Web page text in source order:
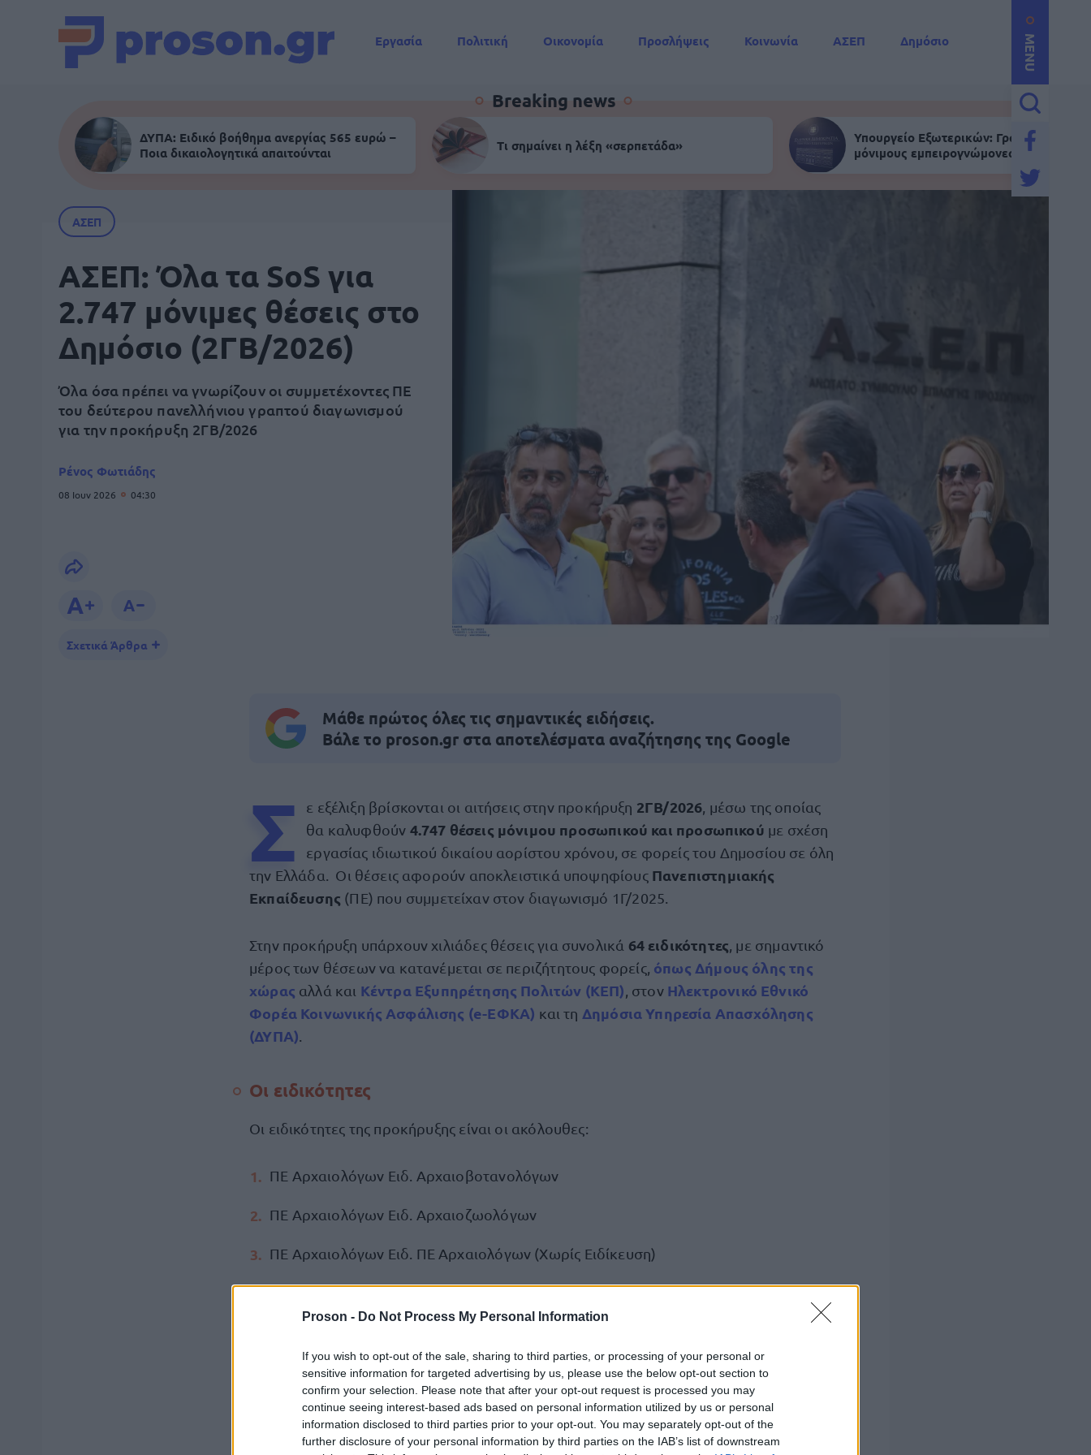
Proson - Do Not Process My Personal Information
If you wish to opt-out of the sale, sharing to third parties, or processing of your personal or
sensitive information for targeted advertising by us, please use the below opt-out section to
confirm your selection. Please note that after your opt-out request is processed you may
continue seeing interest-based ads based on personal information utilized by us or personal
information disclosed to third parties prior to your opt-out. You may separately opt-out of the
further disclosure of your personal information by third parties on the IAB’s list of downstream
MENU
Εργασία Πολιτική Οικονομία Προσλήψεις Κοινωνία ΑΣΕΠ
Δημόσιο
Breaking news
ΔΥΠΑ: Ειδικό βοήθημα ανεργίας 565 ευρώ –
Ποια δικαιολογητικά απαιτούνται
Τι σημαίνει η λέξη «σερπετάδα»
Υπουργείο Εξωτερικών: Γραπτός για
μόνιμους εμπειρογνώμονες
ΑΣΕΠ
ΑΣΕΠ: Όλα τα SoS για
2.747 μόνιμες θέσεις στο
Δημόσιο (2ΓΒ/2026)
Όλα όσα πρέπει να γνωρίζουν οι συμμετέχοντες ΠΕ
του δεύτερου πανελλήνιου γραπτού διαγωνισμού
για την προκήρυξη 2ΓΒ/2026
Ρένος Φωτιάδης
08 Ιουν 2026 04:30
Σχετικά Άρθρα
Μάθε πρώτος όλες τις σημαντικές ειδήσεις.
Βάλε το proson.gr στα αποτελέσματα αναζήτησης της Google
Σ ε εξέλιξη βρίσκονται οι αιτήσεις στην προκήρυξη 2ΓΒ/2026 , μέσω της οποίας
θα καλυφθούν 4.747 θέσεις μόνιμου προσωπικού και προσωπικού με σχέση
εργασίας ιδιωτικού δικαίου αορίστου χρόνου, σε φορείς του Δημοσίου σε όλη
την Ελλάδα. Οι θέσεις αφορούν αποκλειστικά υποψηφίους Πανεπιστημιακής
Εκπαίδευσης (ΠΕ) που συμμετείχαν στον διαγωνισμό 1Γ/2025.
Στην προκήρυξη υπάρχουν χιλιάδες θέσεις για συνολικά 64 ειδικότητες , με σημαντικό
μέρος των θέσεων να κατανέμεται σε περιζήτητους φορείς, όπως Δήμους όλης της
χώρας αλλά και Κέντρα Εξυπηρέτησης Πολιτών (ΚΕΠ) , στον Ηλεκτρονικό Εθνικό
Φορέα Κοινωνικής Ασφάλισης (e-ΕΦΚΑ) και τη Δημόσια Υπηρεσία Απασχόλησης
(ΔΥΠΑ)
Οι ειδικότητες
Οι ειδικότητες της προκήρυξης είναι οι ακόλουθες:
ΠΕ Αρχαιολόγων Ειδ. Αρχαιοβοτανολόγων
ΠΕ Αρχαιολόγων Ειδ. Αρχαιοζωολόγων
ΠΕ Αρχαιολόγων Ειδ. ΠΕ Αρχαιολόγων (Χωρίς Ειδίκευση)
ΠΕ Αρχαιολόγων Ειδ. Βυζαντινών - Μεταβυζαντινών
ΠΕ Αρχαιολόγων Ειδ. Προϊστορικών - Κλασικών
ΠΕ Αρχειονόμων Και Βιβλιοθηκονόμων Ειδ. ΠΕ Αρχειονόμων
ΠΕ Αρχειονόμων Και Βιβλιοθηκονόμων Ειδ. ΠΕ Βιβλιοθηκονόμων